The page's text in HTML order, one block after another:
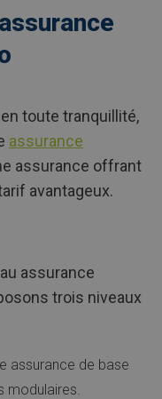
toute tranquillité,
assurance
assurance offrant
avantageux.
assurance
trois niveaux
assurance de base
modulaires.